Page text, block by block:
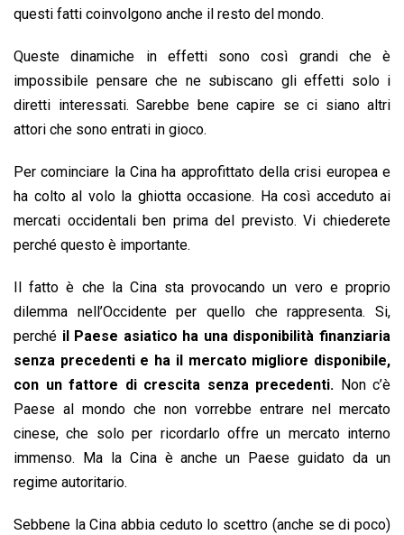
o
k
A
p
d
n
d
i
k
questi fatti coinvolgono anche il resto del mondo.
Queste dinamiche in effetti sono così grandi che è
impossibile pensare che ne subiscano gli effetti solo i
diretti interessati. Sarebbe bene capire se ci siano altri
attori che sono entrati in gioco.
Per cominciare la Cina ha approfittato della crisi europea e
ha colto al volo la ghiotta occasione. Ha così acceduto ai
mercati occidentali ben prima del previsto. Vi chiederete
perché questo è importante.
Il fatto è che la Cina sta provocando un vero e proprio
dilemma nell’Occidente per quello che rappresenta. Si,
perché il Paese asiatico ha una disponibilità finanziaria
senza precedenti e ha il mercato migliore disponibile,
con un fattore di crescita senza precedenti. Non c’è
Paese al mondo che non vorrebbe entrare nel mercato
cinese, che solo per ricordarlo offre un mercato interno
immenso. Ma la Cina è anche un Paese guidato da un
regime autoritario.
Sebbene la Cina abbia ceduto lo scettro (anche se di poco)